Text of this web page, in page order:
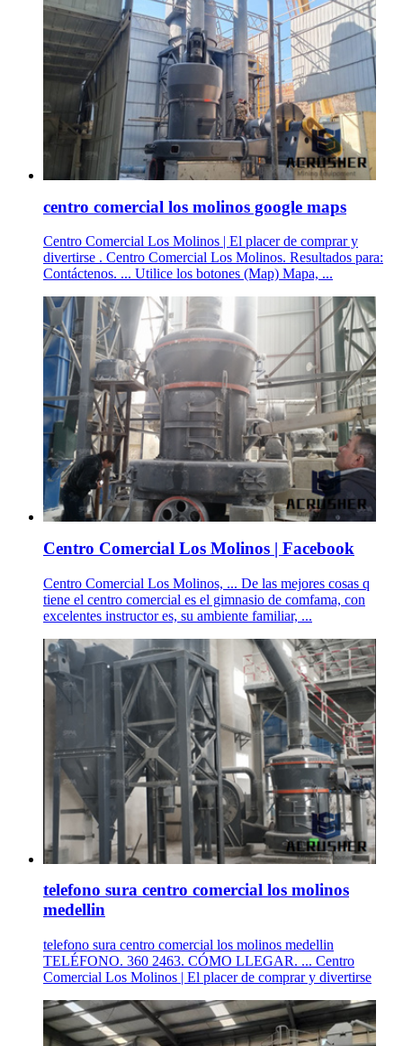
centro comercial los molinos google maps
Centro Comercial Los Molinos | El placer de comprar y
divertirse . Centro Comercial Los Molinos. Resultados para:
Contáctenos. ... Utilice los botones (Map) Mapa, ...
Centro Comercial Los Molinos | Facebook
Centro Comercial Los Molinos, ... De las mejores cosas q
tiene el centro comercial es el gimnasio de comfama, con
excelentes instructor es, su ambiente familiar, ...
telefono sura centro comercial los molinos
medellin
telefono sura centro comercial los molinos medellin
TELÉFONO. 360 2463. CÓMO LLEGAR. ... Centro
Comercial Los Molinos | El placer de comprar y divertirse